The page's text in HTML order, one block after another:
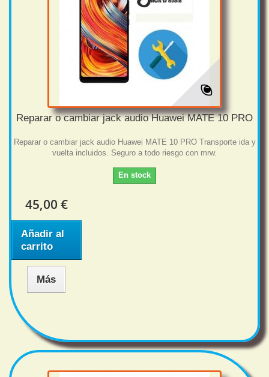
Reparar o cambiar jack audio Huawei MATE 10 PRO
Reparar o cambiar jack audio Huawei MATE 10 PRO Transporte ida y
vuelta incluidos. Seguro a todo riesgo con mrw.
En stock
45,00 €
Añadir al
carrito
Más